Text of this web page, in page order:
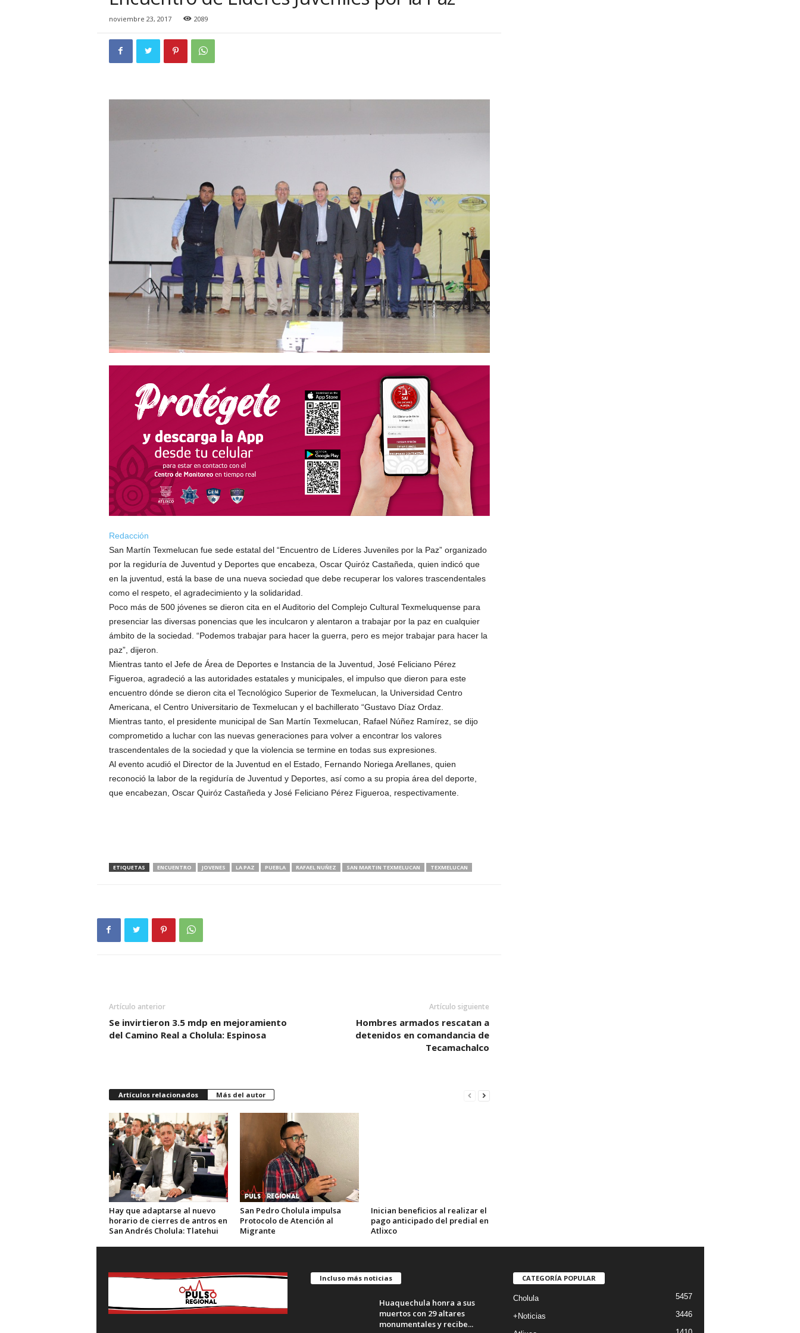
noviembre 23, 2017 2089
Redacción
San Martín Texmelucan fue sede estatal del “Encuentro de Líderes Juveniles por la Paz” organizado
por la regiduría de Juventud y Deportes que encabeza, Oscar Quiróz Castañeda, quien indicó que
en la juventud, está la base de una nueva sociedad que debe recuperar los valores trascendentales
como el respeto, el agradecimiento y la solidaridad.
Poco más de 500 jóvenes se dieron cita en el Auditorio del Complejo Cultural Texmeluquense para
presenciar las diversas ponencias que les inculcaron y alentaron a trabajar por la paz en cualquier
ámbito de la sociedad. “Podemos trabajar para hacer la guerra, pero es mejor trabajar para hacer la
paz”, dijeron.
Mientras tanto el Jefe de Área de Deportes e Instancia de la Juventud, José Feliciano Pérez
Figueroa, agradeció a las autoridades estatales y municipales, el impulso que dieron para este
encuentro dónde se dieron cita el Tecnológico Superior de Texmelucan, la Universidad Centro
Americana, el Centro Universitario de Texmelucan y el bachillerato “Gustavo Díaz Ordaz.
Mientras tanto, el presidente municipal de San Martín Texmelucan, Rafael Núñez Ramírez, se dijo
comprometido a luchar con las nuevas generaciones para volver a encontrar los valores
trascendentales de la sociedad y que la violencia se termine en todas sus expresiones.
Al evento acudió el Director de la Juventud en el Estado, Fernando Noriega Arellanes, quien
reconoció la labor de la regiduría de Juventud y Deportes, así como a su propia área del deporte,
que encabezan, Oscar Quiróz Castañeda y José Feliciano Pérez Figueroa, respectivamente.
ETIQUETAS ENCUENTRO JOVENES LA PAZ PUEBLA RAFAEL NUÑEZ SAN MARTIN TEXMELUCAN TEXMELUCAN
Artículo anterior
Se invirtieron 3.5 mdp en mejoramiento
del Camino Real a Cholula: Espinosa
Artículo siguiente
Hombres armados rescatan a
detenidos en comandancia de
Tecamachalco
Artículos relacionados Más del autor
Hay que adaptarse al nuevo
horario de cierres de antros en
San Andrés Cholula: Tlatehui
San Pedro Cholula impulsa
Protocolo de Atención al
Migrante
Inician beneficios al realizar el
pago anticipado del predial en
Atlixco
Incluso más noticias
Huaquechula honra a sus
muertos con 29 altares
monumentales y recibe...
CATEGORÍA POPULAR
Cholula 5457
+Noticias 3446